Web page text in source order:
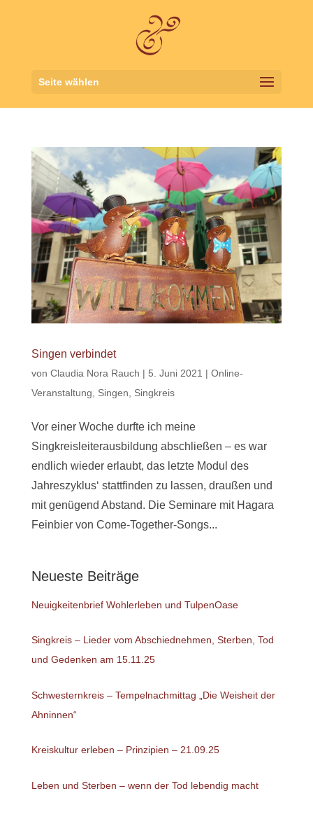
Seite wählen
Singen verbindet
von Claudia Nora Rauch | 5. Juni 2021 | Online-
Veranstaltung
Singen Singkreis
Vor einer Woche durfte ich meine
Singkreisleiterausbildung abschließen – es war
endlich wieder erlaubt, das letzte Modul des
Jahreszyklus‘ stattfinden zu lassen, draußen und
mit genügend Abstand. Die Seminare mit Hagara
Feinbier von Come-Together-Songs...
Neueste Beiträge
Neuigkeitenbrief Wohlerleben und TulpenOase
Singkreis – Lieder vom Abschiednehmen, Sterben, Tod
und Gedenken am 15.11.25
Schwesternkreis – Tempelnachmittag „Die Weisheit der
Ahninnen“
Kreiskultur erleben – Prinzipien – 21.09.25
Leben und Sterben – wenn der Tod lebendig macht